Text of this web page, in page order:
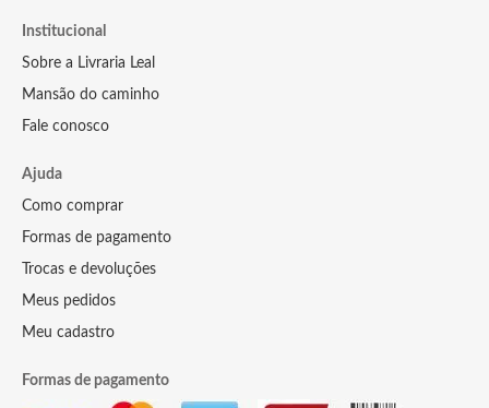
Institucional
Sobre a Livraria Leal
Mansão do caminho
Fale conosco
Ajuda
Como comprar
Formas de pagamento
Trocas e devoluções
Meus pedidos
Meu cadastro
Formas de pagamento